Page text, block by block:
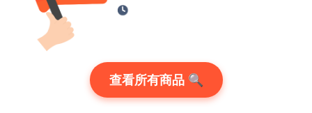
查看所有商品 🔍